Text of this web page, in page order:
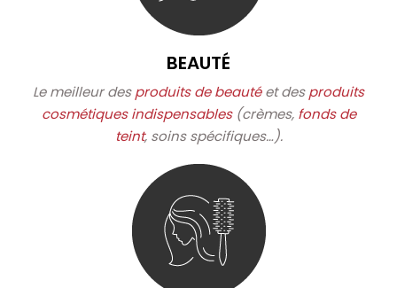
BEAUTÉ
Le meilleur desproduits de beautéet desproduits
cosmétiques indispensables(crèmes, fonds de
teint, soins spécifiques…).